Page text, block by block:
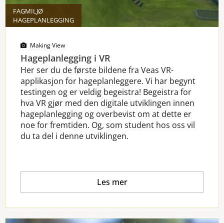
FAGMILJØ
HAGEPLANLEGGING
Making View
Hageplanlegging i VR
Her ser du de første bildene fra Veas VR-
applikasjon for hageplanleggere. Vi har begynt
testingen og er veldig begeistra! Begeistra for
hva VR gjør med den digitale utviklingen innen
hageplanlegging og overbevist om at dette er
noe for fremtiden. Og, som student hos oss vil
du ta del i denne utviklingen.
Les mer